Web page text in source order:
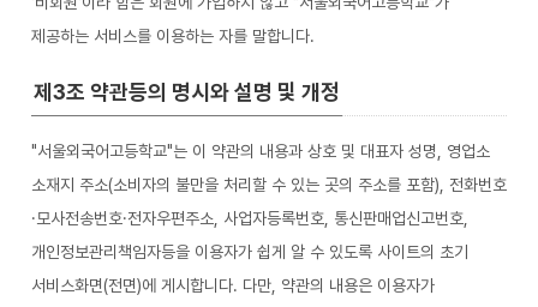
제공하는 서비스를 이용하는 자를 말합니다.
제3조 약관등의 명시와 설명 및 개정
"서울외국어고등학교"는 이 약관의 내용과 상호 및 대표자 성명, 영업소
소재지 주소(소비자의 불만을 처리할 수 있는 곳의 주소를 포함), 전화번호
·모사전송번호·전자우편주소, 사업자등록번호, 통신판매업신고번호,
개인정보관리책임자등을 이용자가 쉽게 알 수 있도록 사이트의 초기
서비스화면(전면)에 게시합니다. 다만, 약관의 내용은 이용자가